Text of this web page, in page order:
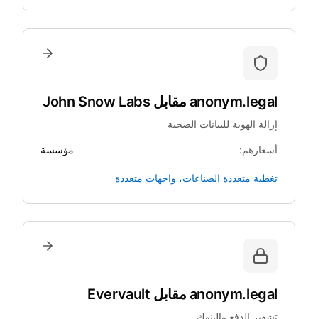
anonym.legal مقابل John Snow Labs
إزالة الهوية للبيانات الصحية
أسعارهم: مؤسسة
تغطية متعددة الصناعات، واجهات متعددة
anonym.legal مقابل Evervault
تشفير الدفع والبنوك